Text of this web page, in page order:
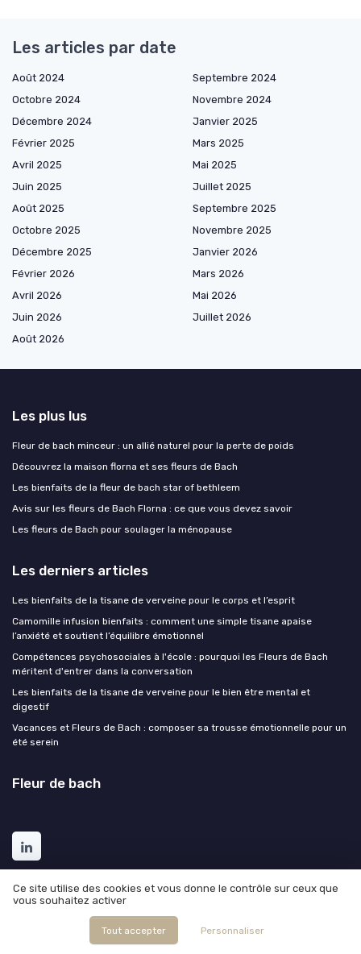
Les articles par date
Août 2024
Septembre 2024
Octobre 2024
Novembre 2024
Décembre 2024
Janvier 2025
Février 2025
Mars 2025
Avril 2025
Mai 2025
Juin 2025
Juillet 2025
Août 2025
Septembre 2025
Octobre 2025
Novembre 2025
Décembre 2025
Janvier 2026
Février 2026
Mars 2026
Avril 2026
Mai 2026
Juin 2026
Juillet 2026
Août 2026
Les plus lus
Fleur de bach minceur : un allié naturel pour la perte de poids
Découvrez la maison florna et ses fleurs de Bach
Les bienfaits de la fleur de bach star of bethleem
Avis sur les fleurs de Bach Florna : ce que vous devez savoir
Les fleurs de Bach pour soulager la ménopause
Les derniers articles
Les bienfaits de la tisane de verveine pour le corps et l’esprit
Camomille infusion bienfaits : comment une simple tisane apaise
l’anxiété et soutient l’équilibre émotionnel
Compétences psychosociales à l'école : pourquoi les Fleurs de Bach
méritent d'entrer dans la conversation
Les bienfaits de la tisane de verveine pour le bien être mental et
digestif
Vacances et Fleurs de Bach : composer sa trousse émotionnelle pour un
été serein
Fleur de bach
Politique de confidentialité
Ce site utilise des cookies et vous donne le contrôle sur ceux que
vous souhaitez activer
Tout accepter Personnaliser